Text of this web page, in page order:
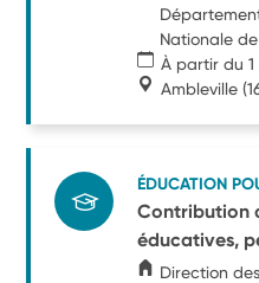
Nationale
À partir du
Ambleville
ÉDUCATION
Contribution
éducatives,
Direction